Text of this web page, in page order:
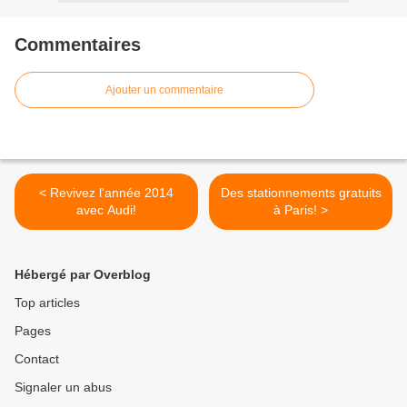
Commentaires
Ajouter un commentaire
< Revivez l'année 2014
avec Audi!
Des stationnements gratuits
à Paris! >
Hébergé par Overblog
Top articles
Pages
Contact
Signaler un abus